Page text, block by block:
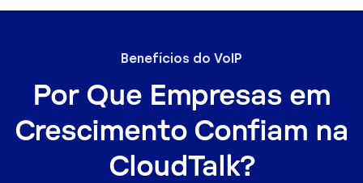
Benefícios do VoIP
Por Que Empresas em
Crescimento Confiam na
CloudTalk?